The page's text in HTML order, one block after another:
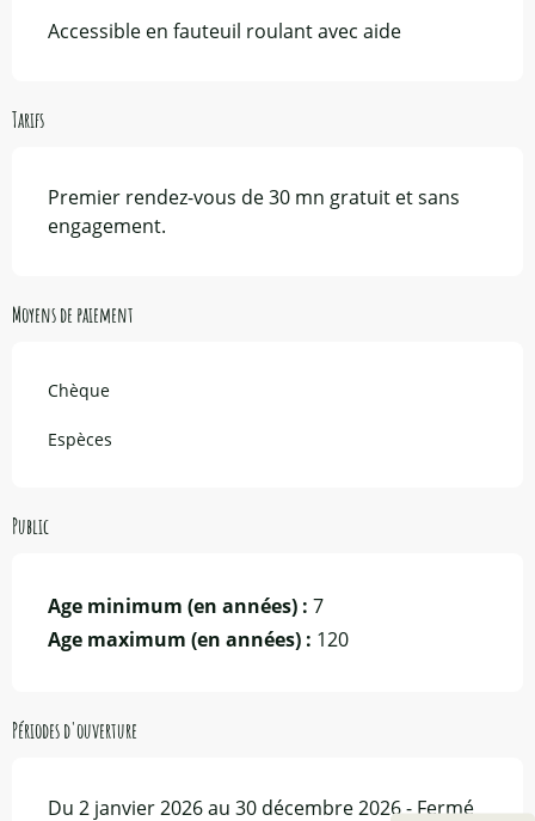
Accessible en fauteuil roulant avec aide
Tarifs
Premier rendez-vous de 30 mn gratuit et sans
engagement.
Moyens de paiement
Chèque
Espèces
Public
Age minimum (en années) : 7
Age maximum (en années) : 120
Périodes d'ouverture
Du 2 janvier 2026 au 30 décembre 2026 - Fermé